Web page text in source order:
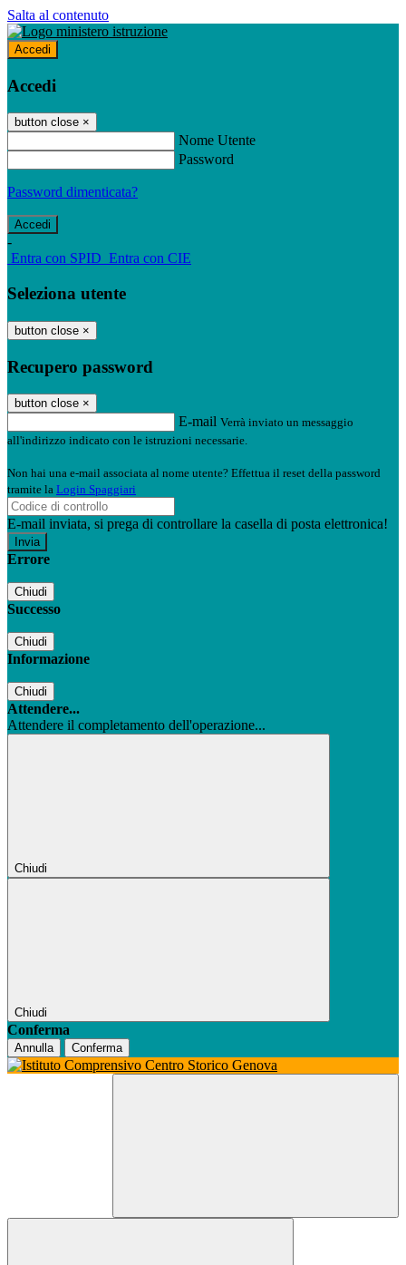
Salta al contenuto
Accedi
Accedi
button close ×
Nome Utente
Password
Password dimenticata?
-
Entra con SPID Entra con CIE
Seleziona utente
button close ×
Recupero password
button close ×
E-mail Verrà inviato un messaggio
all'indirizzo indicato con le istruzioni necessarie.
Non hai una e-mail associata al nome utente? Effettua il reset della password
tramite la Login Spaggiari
E-mail inviata, si prega di controllare la casella di posta elettronica!
Errore
Chiudi
Successo
Chiudi
Informazione
Chiudi
Attendere...
Attendere il completamento dell'operazione...
Chiudi
Chiudi
Conferma
Annulla Conferma